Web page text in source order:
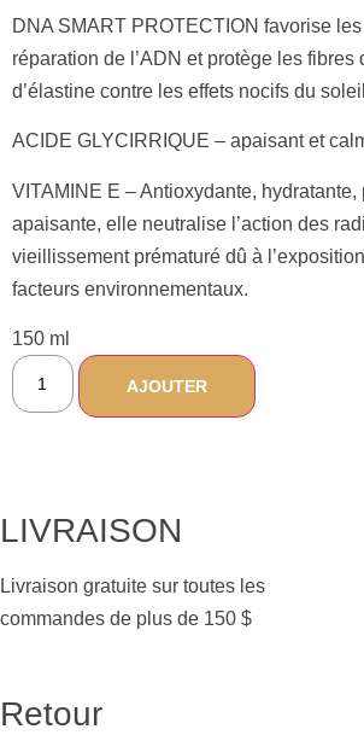
DNA SMART PROTECTION favorise
réparation de l’ADN et protège les fibres
d’élastine contre les effets nocifs du
ACIDE GLYCIRRIQUE – apaisant et
VITAMINE E – Antioxydante, hydratante,
apaisante, elle neutralise l’action des
vieillissement prématuré dû à
facteurs environnementaux.
150 ml
AJOUTER
LIVRAISON
Livraison gratuite sur toutes les
commandes de plus de 150 $
Retour